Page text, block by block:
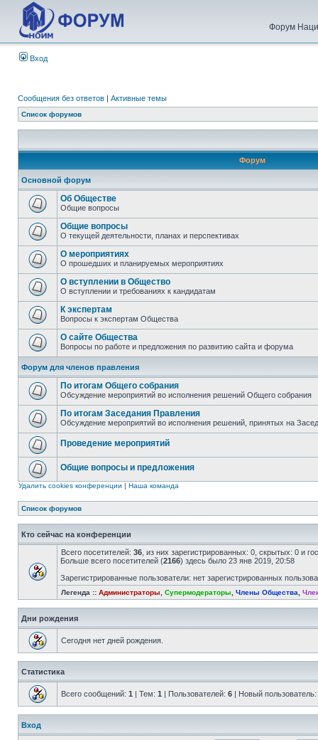
Форум
Вход
Сообщения без ответов | Активные темы
Список форумов
Форум
Основной форум
Об Обществе
Общие вопросы
Общие вопросы
О текущей деятельности, планах и перспективах
О мероприятиях
О прошедших и планируемых мероприятиях
О вступлении в Общество
О вступлении и требованиях к кандидатам
К экспертам
Вопросы к экспертам Общества
О сайте Общества
Вопросы по работе и предложения по развитию сайта и форума
Форум для членов правления
По итогам Общего собрания
Обсуждение мероприятий во исполнения решений Общего собрания
По итогам Заседания Правления
Обсуждение мероприятий во исполнения решений, принятых на
Проведение мероприятий
Общие вопросы и предложения
Удалить cookies конференции | Наша команда
Список форумов
Кто сейчас на конференции
Всего посетителей: 36 , из них зарегистрированных: 0, скрытых: 0 и
Больше всего посетителей (2166) здесь было 23 янв 2019, 20:58
Зарегистрированные пользователи: нет зарегистрированных
Легенда :: Администраторы Супермодераторы Члены Общества
Дни рождения
Сегодня нет дней рождения.
Статистика
Всего сообщений: 1 | Тем: 1 | Пользователей: 6 | Новый пользователь:
Вход